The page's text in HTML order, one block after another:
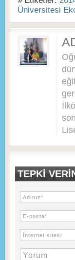
Üniversitesi
TEPKI